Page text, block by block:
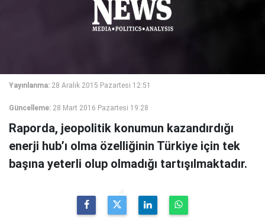
Yayınlanma: 28 Aralık 2015 Pazartesi 12:51
Güncelleme: 28 Mart 2016 Pazartesi 19:28
Raporda, jeopolitik konumun kazandırdığı
enerji hub’ı olma özelliğinin Türkiye için tek
başına yeterli olup olmadığı tartışılmaktadır.